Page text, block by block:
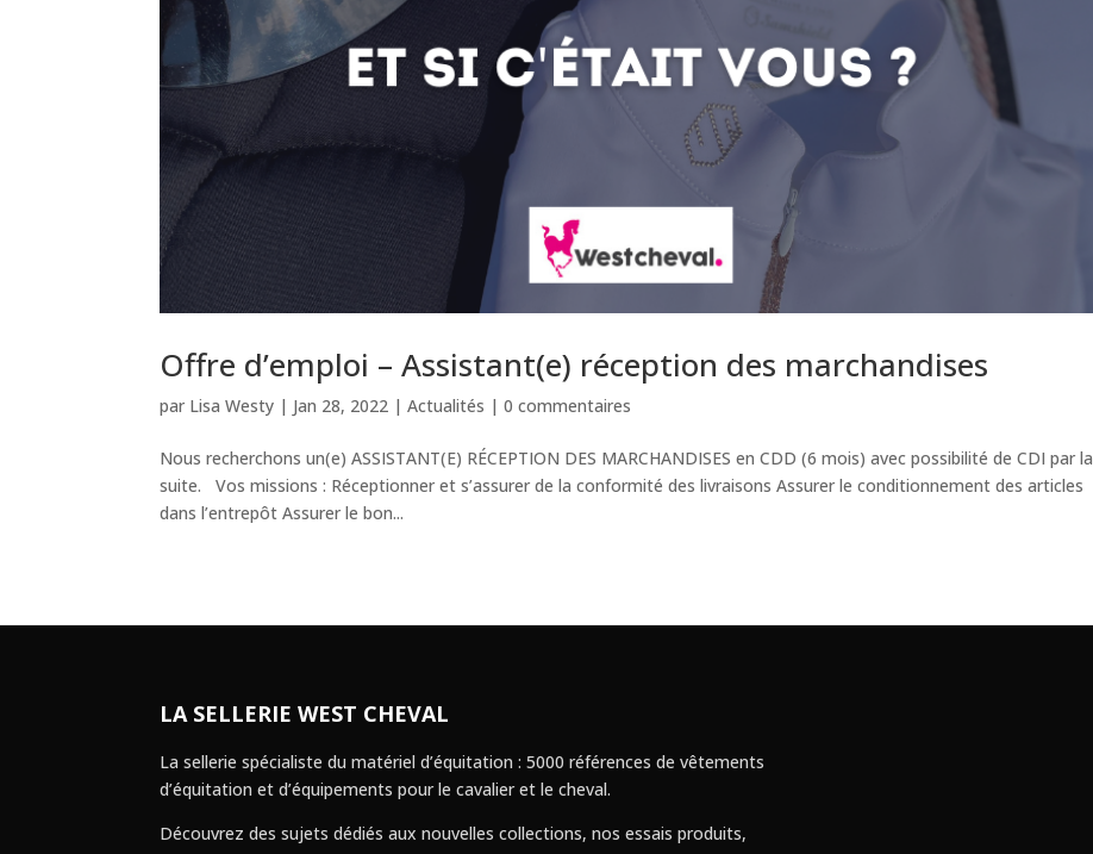
Offre d’emploi – Assistant(e) réception des marchandises
par Lisa Westy | Jan 28, 2022 |Actualités |0 commentaires
Nous recherchons un(e) ASSISTANT(E) RÉCEPTION DES MARCHANDISES en CDD (6 mois) avec possibilité de CDI par la
suite. Vos missions : Réceptionner et s’assurer de la conformité des livraisons Assurer le conditionnement des articles
dans l’entrepôt Assurer le bon...
LA SELLERIE WEST CHEVAL
La sellerie spécialiste du matériel d’équitation : 5000 références de vêtements
d’équitation et d’équipements pour le cavalier et le cheval.
Découvrez des sujets dédiés aux nouvelles collections, nos essais produits,